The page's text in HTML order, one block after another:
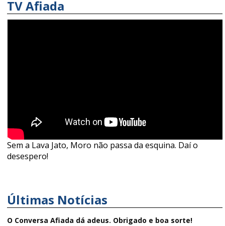
TV Afiada
Sem a Lava Jato, Moro não passa da esquina. Daí o
desespero!
Últimas Notícias
O Conversa Afiada dá adeus. Obrigado e boa sorte!